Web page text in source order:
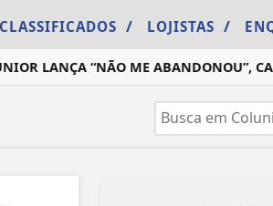
CLASSIFICADOS / LOJISTAS /
LANÇA “NÃO ME ABANDONOU”,